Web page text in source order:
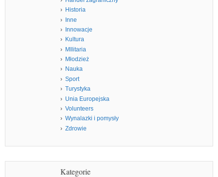
Historia
Inne
Innowacje
Kultura
MIlitaria
Młodzież
Nauka
Sport
Turystyka
Unia Europejska
Volunteers
Wynalazki i pomysły
Zdrowie
Kategorie